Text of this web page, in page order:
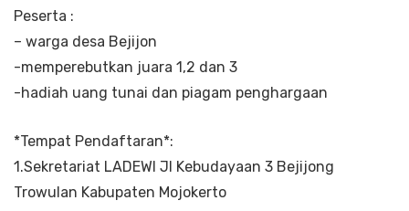
Peserta :
– warga desa Bejijon
-memperebutkan juara 1,2 dan 3
-hadiah uang tunai dan piagam penghargaan
*Tempat Pendaftaran*:
1.Sekretariat LADEWI Jl Kebudayaan 3 Bejijong
Trowulan Kabupaten Mojokerto